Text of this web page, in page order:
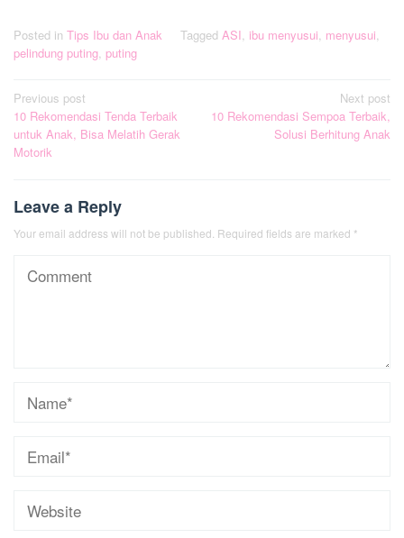
Posted in Tips Ibu dan Anak Tagged ASI ibu menyusui menyusui
pelindung puting puting
Post
navigation
Previous post
10 Rekomendasi Tenda Terbaik
untuk Anak, Bisa Melatih Gerak
Motorik
Next post
10 Rekomendasi Sempoa Terbaik,
Solusi Berhitung Anak
Leave a Reply
Your email address will not be published. Required fields are marked *